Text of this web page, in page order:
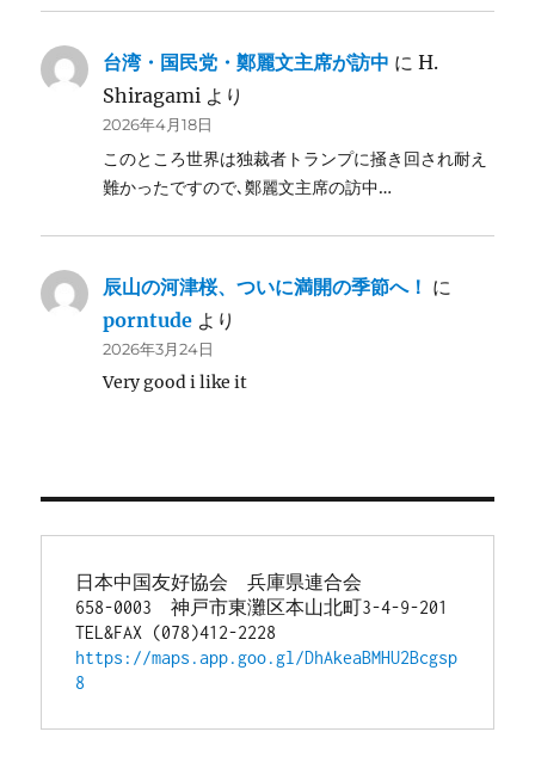
台湾・国民党・鄭麗文主席が訪中 にH.
Shiragami より
2026年4月18日
このところ世界は独裁者トランプに掻き回され耐え
難かったですので､鄭麗文主席の訪中…
辰山の河津桜、ついに満開の季節へ！ に
porntude より
2026年3月24日
Very good i like it
日本中国友好協会　兵庫県連合会
658-0003　神戸市東灘区本山北町3-4-9-201
TEL&FAX (078)412-2228
https://maps.app.goo.gl/DhAkeaBMHU2Bcgsp
8